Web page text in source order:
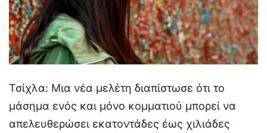
Τσίχλα: Μια νέα μελέτη διαπίστωσε ότι το
μάσημα ενός και μόνο κομματιού μπορεί να
απελευθερώσει εκατοντάδες έως χιλιάδες